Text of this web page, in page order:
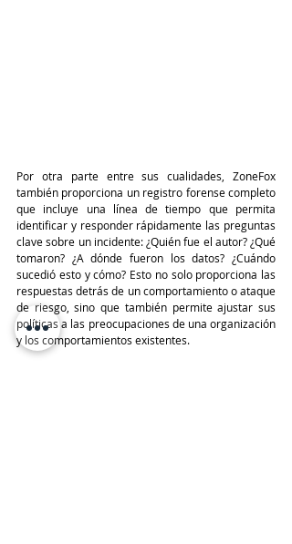
Por otra parte entre sus cualidades, ZoneFox
también proporciona un registro forense completo
que incluye una línea de tiempo que permita
identificar y responder rápidamente las preguntas
clave sobre un incidente: ¿Quién fue el autor? ¿Qué
tomaron? ¿A dónde fueron los datos? ¿Cuándo
sucedió esto y cómo? Esto no solo proporciona las
respuestas detrás de un comportamiento o ataque
de riesgo, sino que también permite ajustar sus
políticas a las preocupaciones de una organización
y los comportamientos existentes.